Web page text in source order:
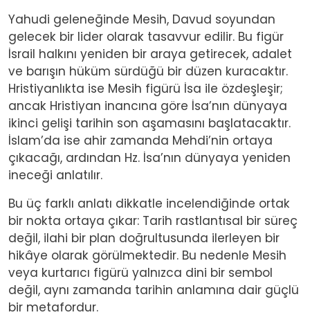
Yahudi geleneğinde Mesih, Davud soyundan
gelecek bir lider olarak tasavvur edilir. Bu figür
İsrail halkını yeniden bir araya getirecek, adalet
ve barışın hüküm sürdüğü bir düzen kuracaktır.
Hristiyanlıkta ise Mesih figürü İsa ile özdeşleşir;
ancak Hristiyan inancına göre İsa’nın dünyaya
ikinci gelişi tarihin son aşamasını başlatacaktır.
İslam’da ise ahir zamanda Mehdi’nin ortaya
çıkacağı, ardından Hz. İsa’nın dünyaya yeniden
ineceği anlatılır.
Bu üç farklı anlatı dikkatle incelendiğinde ortak
bir nokta ortaya çıkar: Tarih rastlantısal bir süreç
değil, ilahi bir plan doğrultusunda ilerleyen bir
hikâye olarak görülmektedir. Bu nedenle Mesih
veya kurtarıcı figürü yalnızca dini bir sembol
değil, aynı zamanda tarihin anlamına dair güçlü
bir metafordur.